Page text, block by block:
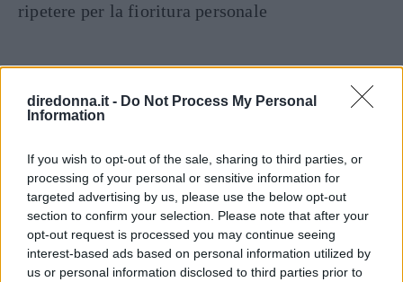
diredonna.it - Do Not Process My Personal
Information
If you wish to opt-out of the sale, sharing to third parties, or
processing of your personal or sensitive information for
targeted advertising by us, please use the below opt-out
section to confirm your selection. Please note that after your
opt-out request is processed you may continue seeing
interest-based ads based on personal information utilized by
us or personal information disclosed to third parties prior to
ripetere per la fioritura personale
Articolia tema